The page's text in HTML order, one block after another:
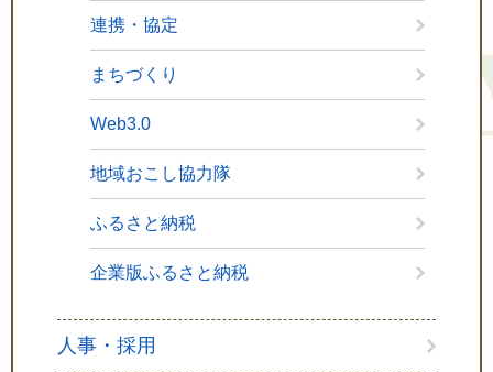
連携・協定
まちづくり
Web3.0
地域おこし協力隊
ふるさと納税
企業版ふるさと納税
人事・採用